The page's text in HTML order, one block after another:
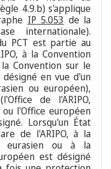
4.9.b) s'applique
IP 5.053 de la
internationale).
PCT est partie au
à la Convention
Convention sur le
en vue d'un
ou européen),
de l'ARIPO,
l'Office européen
Lorsqu'un État
de l'ARIPO, à la
eurasien ou à la
est désigné